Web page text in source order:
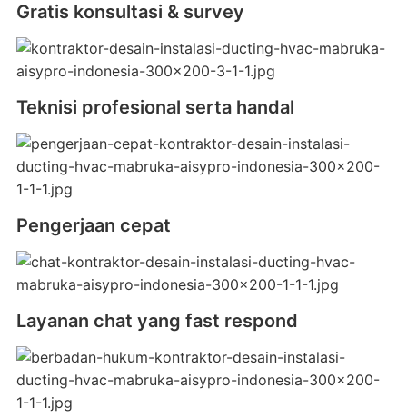
Gratis konsultasi & survey
Teknisi profesional serta handal
Pengerjaan cepat
Layanan chat yang fast respond